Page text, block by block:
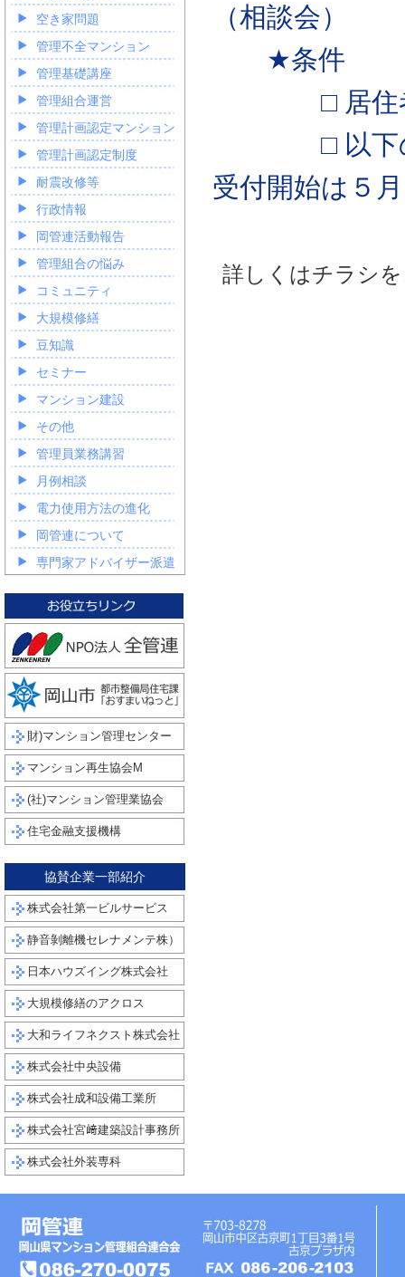
（相談会）
★条件
□ 居住者
□ 以下のメ
受付開始は５
詳しくはチラシ
空き家問題
管理不全マンション
管理基礎講座
管理組合運営
管理計画認定マンション
管理計画認定制度
耐震改修等
行政情報
岡管連活動報告
管理組合の悩み
コミュニティ
大規模修繕
豆知識
セミナー
マンション建設
その他
管理員業務講習
月例相談
電力使用方法の進化
岡管連について
専門家アドバイザー派遣
財)マンション管理センター
マンション再生協会M
(社)マンション管理業協会
住宅金融支援機構
協賛企業一部紹介
株式会社第一ビルサービス
静音剝離機セレナメンテ株）
日本ハウズイング株式会社
大規模修繕のアクロス
大和ライフネクスト株式会社
株式会社中央設備
株式会社成和設備工業所
株式会社宮﨑建築設計事務所
株式会社外装専科